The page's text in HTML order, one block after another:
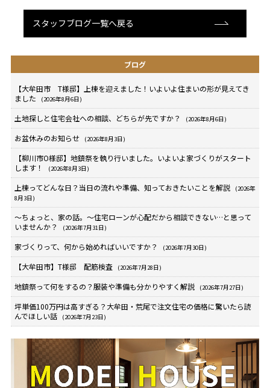
スタッフブログ一覧へ戻る
ブログ
【大牟田市 T様邸】上棟を迎えました！いよいよ住まいの形が見えてき
ました
(2026年8月6日)
土地探しと住宅会社への相談、どちらが先ですか？ (2026年8月6日)
お盆休みのお知らせ (2026年8月3日)
【柳川市O様邸】地鎮祭を執り行いました。いよいよ家づくりがスタート
します！
(2026年8月3日)
上棟ってどんな日？当日の流れや準備、知っておきたいことを解説
(2026年
8月3日)
～ちょっと、家の話。～住宅ローンが心配だから相談できない…と思って
いませんか？
(2026年7月31日)
家づくりって、何から始めればいいですか？ (2026年7月30日)
【大牟田市】T様邸 配筋検査 (2026年7月28日)
地鎮祭って何をするの？服装や準備も分かりやすく解説 (2026年7月27日)
坪単価100万円は高すぎる？大牟田・荒尾で注文住宅の価格に驚いたら読
んでほしい話
(2026年7月23日)